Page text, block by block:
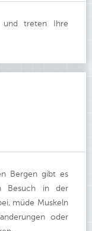
und treten Ihre
Bergen gibt es
Besuch in der
müde Muskeln
oder